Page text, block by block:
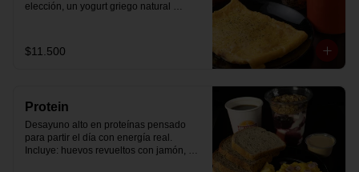
elección, un yogurt griego natural
Breakfast y granola (endulzada con
miel), más un café o té a elección y un
$11.500
Protein
Desayuno alto en proteínas pensado
para partir el día con energía real.
Incluye: huevos revueltos con jamón,